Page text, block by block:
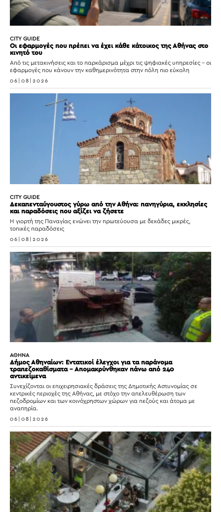
CITY GUIDE
Οι εφαρμογές που πρέπει να έχει κάθε κάτοικος της Αθήνας στο
κινητό του
Από τις μετακινήσεις και το παρκάρισμα μέχρι τις ψηφιακές υπηρεσίες – οι
εφαρμογές που κάνουν την καθημερινότητα στην πόλη πιο εύκολη
06|08|2026
CITY GUIDE
Δεκαπενταύγουστος γύρω από την Αθήνα: πανηγύρια, εκκλησίες
και παραδόσεις που αξίζει να ζήσετε
Η γιορτή της Παναγίας ενώνει την πρωτεύουσα με δεκάδες μικρές,
τοπικές παραδόσεις
06|08|2026
ΑΘΗΝΑ
Δήμος Αθηναίων: Εντατικοί έλεγχοι για τα παράνομα
τραπεζοκαθίσματα – Απομακρύνθηκαν πάνω από 240
αντικείμενα
Συνεχίζονται οι επιχειρησιακές δράσεις της Δημοτικής Αστυνομίας σε
κεντρικές περιοχές της Αθήνας, με στόχο την απελευθέρωση των
πεζοδρομίων και των κοινόχρηστων χώρων για πεζούς και άτομα με
αναπηρία.
06|08|2026